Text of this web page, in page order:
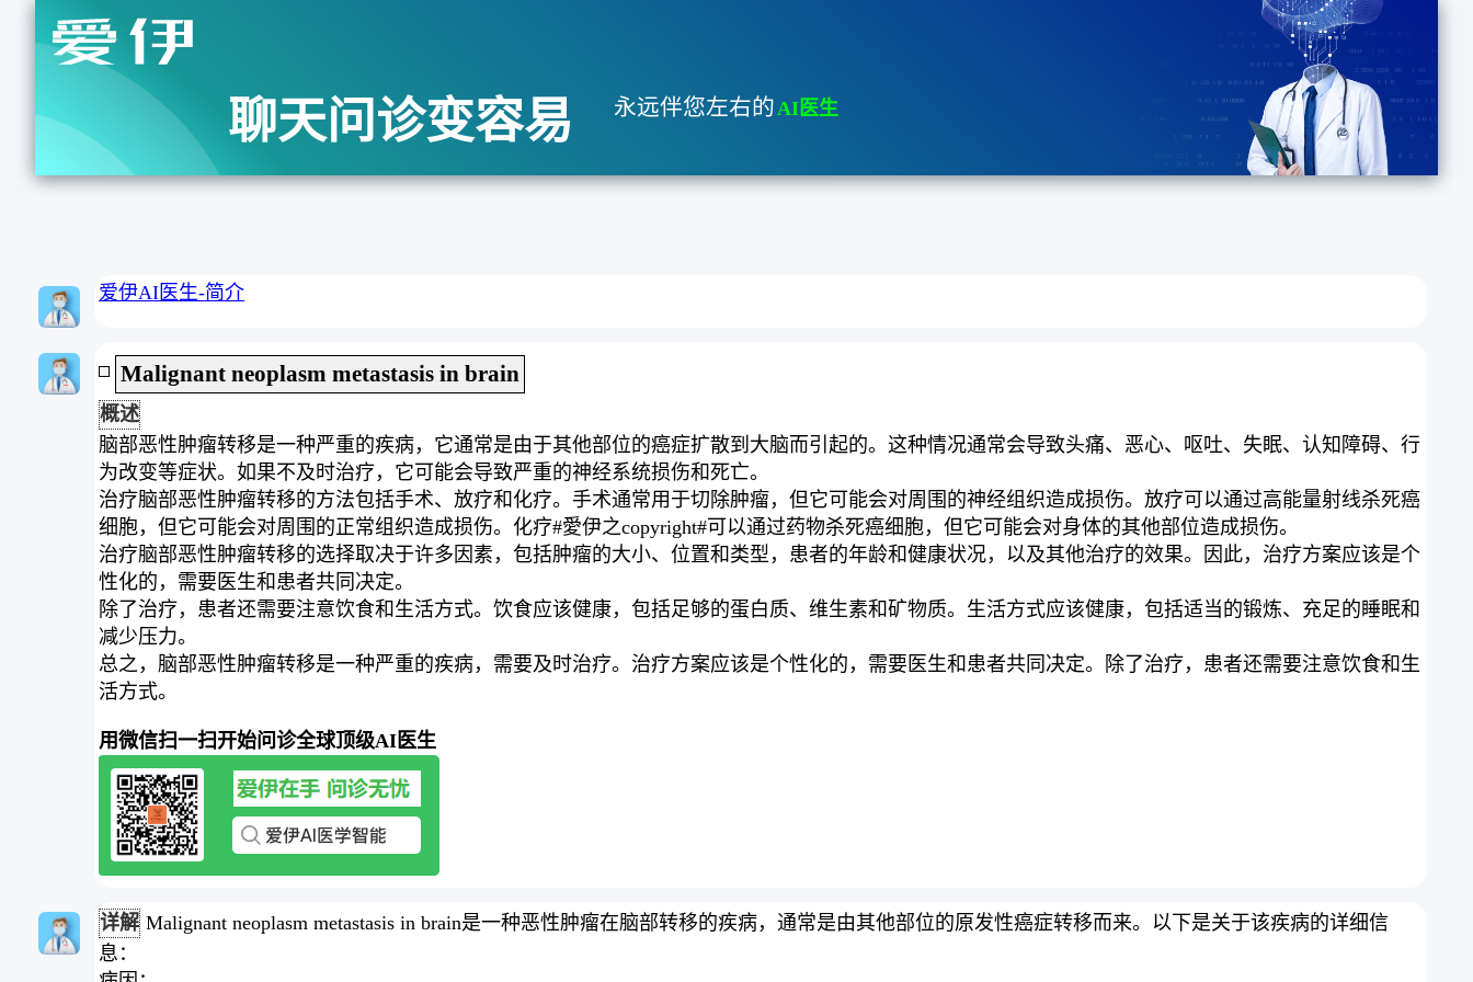
聊天问诊变容易 永远伴您左右的AI医生
爱伊AI医生-简介
Malignant neoplasm metastasis in brain
概述
脑部恶性肿瘤转移是一种严重的疾病，它通常是由于其他部位的癌症扩散到大脑而引起的。这种情况通常会导致头痛、恶心、呕吐、失眠、认知障碍、行
为改变等症状。如果不及时治疗，它可能会导致严重的神经系统损伤和死亡。
治疗脑部恶性肿瘤转移的方法包括手术、放疗和化疗。手术通常用于切除肿瘤，但它可能会对周围的神经组织造成损伤。放疗可以通过高能量射线杀死癌
细胞，但它可能会对周围的正常组织造成损伤。化疗#愛伊之copyright#可以通过药物杀死癌细胞，但它可能会对身体的其他部位造成损伤。
治疗脑部恶性肿瘤转移的选择取决于许多因素，包括肿瘤的大小、位置和类型，患者的年龄和健康状况，以及其他治疗的效果。因此，治疗方案应该是个
性化的，需要医生和患者共同决定。
除了治疗，患者还需要注意饮食和生活方式。饮食应该健康，包括足够的蛋白质、维生素和矿物质。生活方式应该健康，包括适当的锻炼、充足的睡眠和
减少压力。
总之，脑部恶性肿瘤转移是一种严重的疾病，需要及时治疗。治疗方案应该是个性化的，需要医生和患者共同决定。除了治疗，患者还需要注意饮食和生
活方式。
用微信扫一扫开始问诊全球顶级AI医生
详解 Malignant neoplasm metastasis in brain是一种恶性肿瘤在脑部转移的疾病，通常是由其他部位的原发性癌症转移而来。以下是关于该疾病的详细信
息：